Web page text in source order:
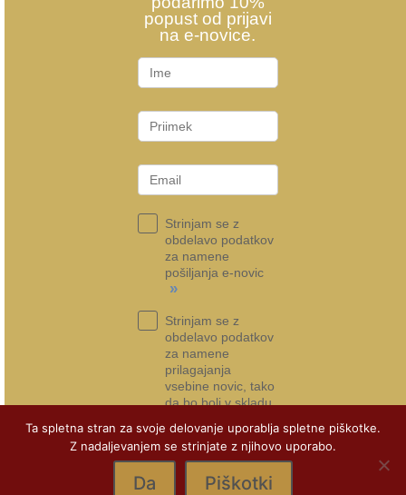
Ta spletna stran za svoje delovanje uporablja spletne piškotke.
Z nadaljevanjem se strinjate z njihovo uporabo.
Da Piškotki
popust od prijavi
na e-novice.
Strinjam se z
obdelavo podatkov
za namene
pošiljanja e-novic
»
Strinjam se z
obdelavo podatkov
za namene
prilagajanja
vsebine novic, tako
da bo bolj v skladu
»
Prijava na e-novice